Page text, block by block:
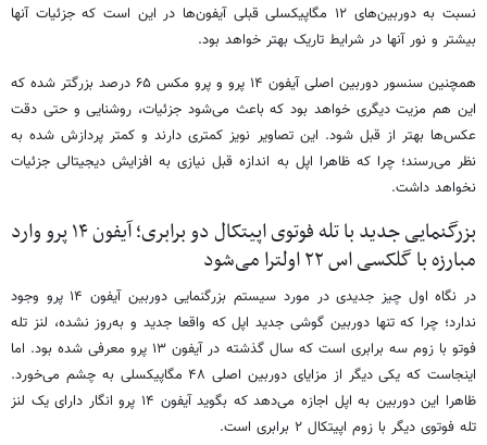
نسبت به دوربین‌های ۱۲ مگاپیکسلی قبلی آیفون‌ها در این است که جزئیات آنها
بیشتر و نور آنها در شرایط تاریک بهتر خواهد بود.
همچنین سنسور دوربین اصلی آیفون ۱۴ پرو و پرو مکس ۶۵ درصد بزرگتر شده که
این هم مزیت دیگری خواهد بود که باعث می‌شود جزئیات، روشنایی و حتی دقت
عکس‌ها بهتر از قبل شود. این تصاویر نویز کمتری دارند و کمتر پردازش شده به
نظر می‌رسند؛ چرا که ظاهرا اپل به اندازه قبل نیازی به افزایش دیجیتالی جزئیات
نخواهد داشت.
بزرگنمایی جدید با تله فوتوی اپیتکال دو برابری؛ آیفون ۱۴ پرو وارد
مبارزه با گلکسی اس ۲۲ اولترا می‌شود
در نگاه اول چیز جدیدی در مورد سیستم بزرگنمایی دوربین آیفون ۱۴ پرو وجود
ندارد؛ چرا که تنها دوربین گوشی جدید اپل که واقعا جدید و به‌روز نشده، لنز تله
فوتو با زوم سه برابری است که سال گذشته در آیفون ۱۳ پرو معرفی شده بود. اما
اینجاست که یکی دیگر از مزایای دوربین اصلی ۴۸ مگاپیکسلی به چشم می‌خورد.
ظاهرا این دوربین به اپل اجازه می‌دهد که بگوید آیفون ۱۴ پرو انگار دارای یک لنز
تله فوتوی دیگر با زوم اپیتکال ۲ برابری است.